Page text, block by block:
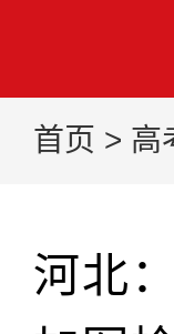
首页 > 高
河北